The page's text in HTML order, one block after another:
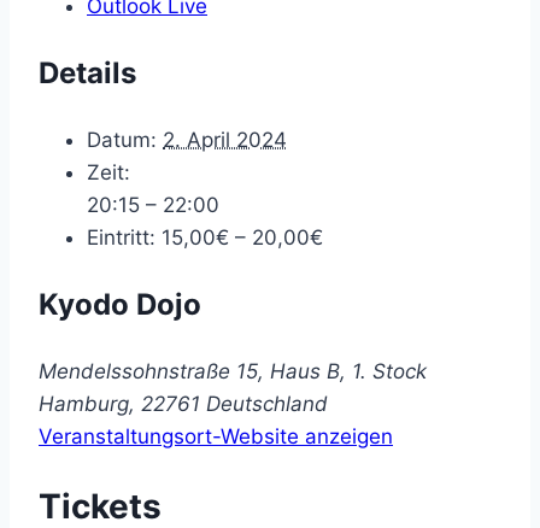
Outlook Live
Details
Datum: 2. April 2024
Zeit:
20:15 – 22:00
Eintritt: 15,00€ – 20,00€
Kyodo Dojo
Mendelssohnstraße 15, Haus B, 1. Stock
Hamburg, 22761 Deutschland
Veranstaltungsort-Website anzeigen
Tickets